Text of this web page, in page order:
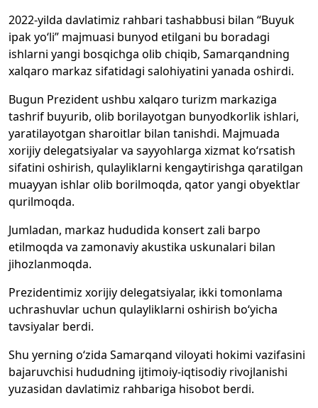
2022-yilda davlatimiz rahbari tashabbusi bilan “Buyuk
ipak yo‘li” majmuasi bunyod etilgani bu boradagi
ishlarni yangi bosqichga olib chiqib, Samarqandning
xalqaro markaz sifatidagi salohiyatini yanada oshirdi.
Bugun Prezident ushbu xalqaro turizm markaziga
tashrif buyurib, olib borilayotgan bunyodkorlik ishlari,
yaratilayotgan sharoitlar bilan tanishdi. Majmuada
xorijiy delegatsiyalar va sayyohlarga xizmat ko‘rsatish
sifatini oshirish, qulayliklarni kengaytirishga qaratilgan
muayyan ishlar olib borilmoqda, qator yangi obyektlar
qurilmoqda.
Jumladan, markaz hududida konsert zali barpo
etilmoqda va zamonaviy akustika uskunalari bilan
jihozlanmoqda.
Prezidentimiz xorijiy delegatsiyalar, ikki tomonlama
uchrashuvlar uchun qulayliklarni oshirish bo‘yicha
tavsiyalar berdi.
Shu yerning o‘zida Samarqand viloyati hokimi vazifasini
bajaruvchisi hududning ijtimoiy-iqtisodiy rivojlanishi
yuzasidan davlatimiz rahbariga hisobot berdi.